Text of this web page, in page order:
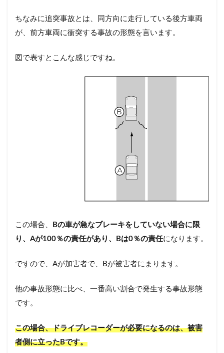
ちなみに追突事故とは、同方向に走行している後方車両
が、前方車両に衝突する事故の形態を言います。
図で表すとこんな感じですね。
この場合、
Bの車が急なブレーキをしていない場合に限
り、Aが100％の責任があり、Bは0％の責任になります。
ですので、Aが加害者で、Bが被害者にまります。
他の事故形態に比べ、一番高い割合で発生する事故形態
です。
この場合、ドライブレコーダーが必要になるのは、被害
者側に立ったBです。